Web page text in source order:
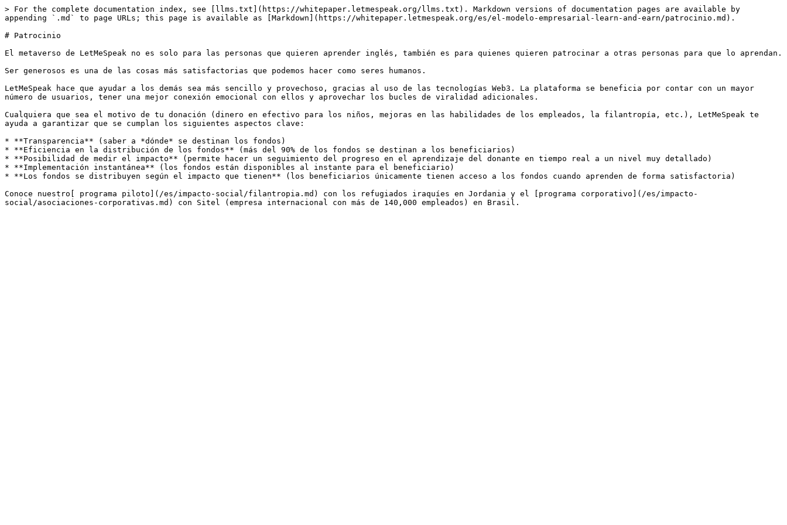
> For the complete documentation index, see [llms.txt](https://whitepaper.letmespeak.org/llms.txt). Markdown versions of documentation pages are available by
appending `.md` to page URLs; this page is available as [Markdown](https://whitepaper.letmespeak.org/es/el-modelo-empresarial-learn-and-earn/patrocinio.md).
# Patrocinio
El metaverso de LetMeSpeak no es solo para las personas que quieren aprender inglés, también es para quienes quieren patrocinar a otras personas para que lo aprendan.
Ser generosos es una de las cosas más satisfactorias que podemos hacer como seres humanos.
LetMeSpeak hace que ayudar a los demás sea más sencillo y provechoso, gracias al uso de las tecnologías Web3. La plataforma se beneficia por contar con un mayor
número de usuarios, tener una mejor conexión emocional con ellos y aprovechar los bucles de viralidad adicionales.
Cualquiera que sea el motivo de tu donación (dinero en efectivo para los niños, mejoras en las habilidades de los empleados, la filantropía, etc.), LetMeSpeak te
ayuda a garantizar que se cumplan los siguientes aspectos clave:
* **Transparencia** (saber a *dónde* se destinan los fondos)
* **Eficiencia en la distribución de los fondos** (más del 90% de los fondos se destinan a los beneficiarios)
* **Posibilidad de medir el impacto** (permite hacer un seguimiento del progreso en el aprendizaje del donante en tiempo real a un nivel muy detallado)
* **Implementación instantánea** (los fondos están disponibles al instante para el beneficiario)
* **Los fondos se distribuyen según el impacto que tienen** (los beneficiarios únicamente tienen acceso a los fondos cuando aprenden de forma satisfactoria)
Conoce nuestro[ programa piloto](/es/impacto-social/filantropia.md) con los refugiados iraquíes en Jordania y el [programa corporativo](/es/impacto-